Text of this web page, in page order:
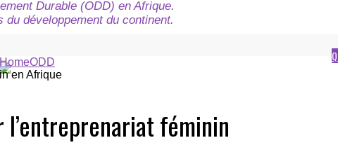
Durable (ODD) en Afrique.
du développement du continent.
HomeODD
féminin